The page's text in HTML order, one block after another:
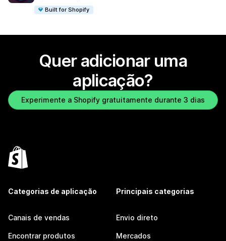
Built for Shopify
Quer adicionar uma
aplicação?
Experimente a Shopify gratuitamente durante 3 dias
Categorias de aplicação
Canais de vendas
Encontrar produtos
Principais categorias
Envio direto
Mercados